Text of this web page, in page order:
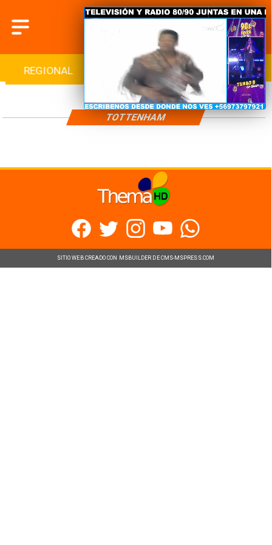
REGIONAL INTERNACIONAL DEPORTES
TOTTENHAM
SITIO WEB CREADO CON MSBUILDER DE CMS-MSPRESS.COM